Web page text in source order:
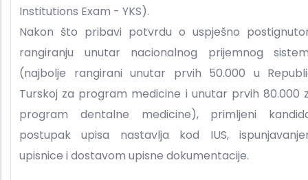
Institutions Exam - YKS).
Nakon što pribavi potvrdu o uspješno
rangiranju unutar nacionalnog prijemnog
(najbolje rangirani unutar prvih 50.000 u
Turskoj za program medicine i unutar prvih 80.000
program dentalne medicine), primljeni
postupak upisa nastavlja kod IUS,
upisnice i dostavom upisne dokumentacije.